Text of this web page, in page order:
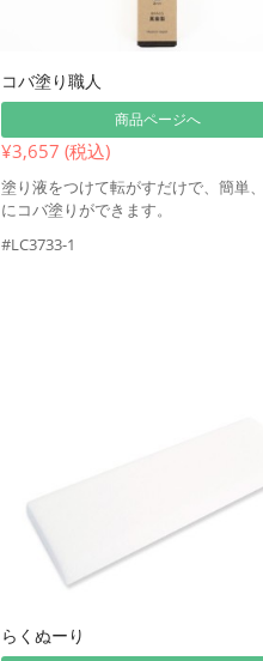
コバ塗り職人
商品ページへ
¥3,657 (税込)
塗り液をつけて転がすだけで、簡単
にコバ塗りができます。
#LC3733-1
らくぬーり